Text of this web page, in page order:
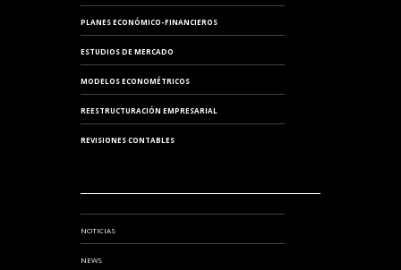
PLANES ECONÓMICO-FINANCIEROS
ESTUDIOS DE MERCADO
MODELOS ECONOMÉTRICOS
REESTRUCTURACIÓN EMPRESARIAL
REVISIONES CONTABLES
NOTICIAS
NEWS